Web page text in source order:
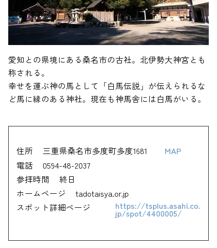
愛知との県境にある桑名市の古社。北伊勢大神宮とも
称される。
幸せを運ぶ神の馬として「白馬伝説」が伝えられるな
ど馬に縁のある神社。現在も神馬舎には白馬がいる。
住所 三重県桑名市多度町多度1681
MAP
電話
0594-48-2037
参拝時間
終日
ホームページ
tadotaisya.or.jp
スポット詳細ページ
https://tsplus.asahi.co.
jp/spot/4400005/